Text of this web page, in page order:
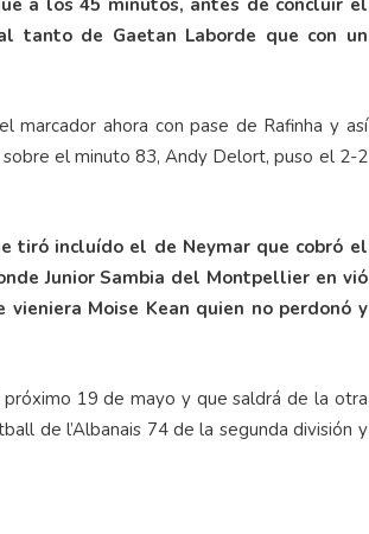
a los 45 minutos, antes de concluir el
tanto de Gaetan Laborde que con un
marcador ahora con pase de Rafinha y así
el minuto 83, Andy Delort, puso el 2-2
tiró incluído el de Neymar que cobró el
Junior Sambia del Montpellier en vió
Moise Kean quien no perdonó y
19 de mayo y que saldrá de la otra
de l’Albanais 74 de la segunda división y